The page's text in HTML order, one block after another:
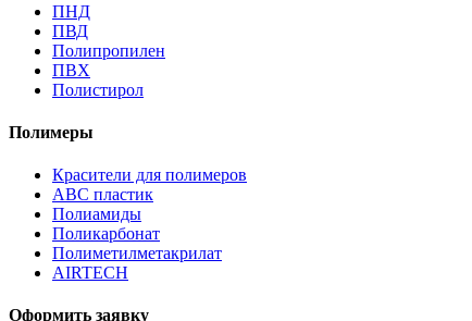
ПНД
ПВД
Полипропилен
ПВХ
Полистирол
Полимеры
Красители для полимеров
АВС пластик
Полиамиды
Поликарбонат
Полиметилметакрилат
AIRTECH
Оформить заявку